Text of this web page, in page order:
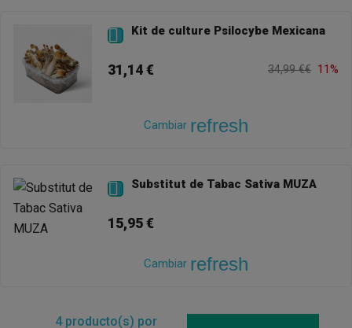
 Kit de culture Psilocybe Mexicana
31,14 € 34,99 €€ 11%
Cambiar refresh
 Substitut de Tabac Sativa MUZA
15,95 €
Cambiar refresh
4producto(s) por